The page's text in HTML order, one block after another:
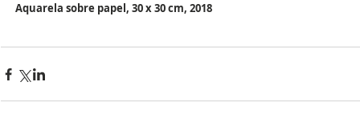
Aquarela sobre papel, 30 x 30 cm, 2018